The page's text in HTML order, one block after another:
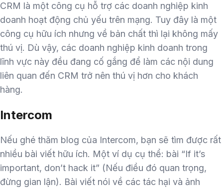
CRM là một công cụ hỗ trợ các doanh nghiệp kinh
doanh hoạt động chủ yếu trên mạng. Tuy đây là một
công cụ hữu ích nhưng về bản chất thì lại không mấy
thú vị. Dù vậy, các doanh nghiệp kinh doanh trong
lĩnh vực này đều đang cố gắng để làm các nội dung
liên quan đến CRM trở nên thú vị hơn cho khách
hàng.
Intercom
Nếu ghé thăm blog của Intercom, bạn sẽ tìm được rất
nhiều bài viết hữu ích. Một ví dụ cụ thể: bài “If it’s
important, don’t hack it” (Nếu điều đó quan trọng,
đừng gian lận). Bài viết nói về các tác hại và ảnh